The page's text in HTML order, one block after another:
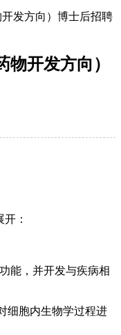
发方向）博士后招聘
开发方向）
：
能，并开发与疾病相
细胞内生物学过程进